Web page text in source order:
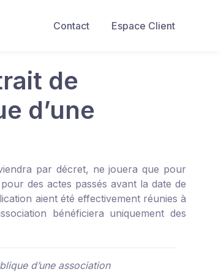
Contact
Espace Client
de
d’une
par décret, ne jouera que pour
des actes passés avant la date de
aient été effectivement réunies à
bénéficiera uniquement des
d’une association